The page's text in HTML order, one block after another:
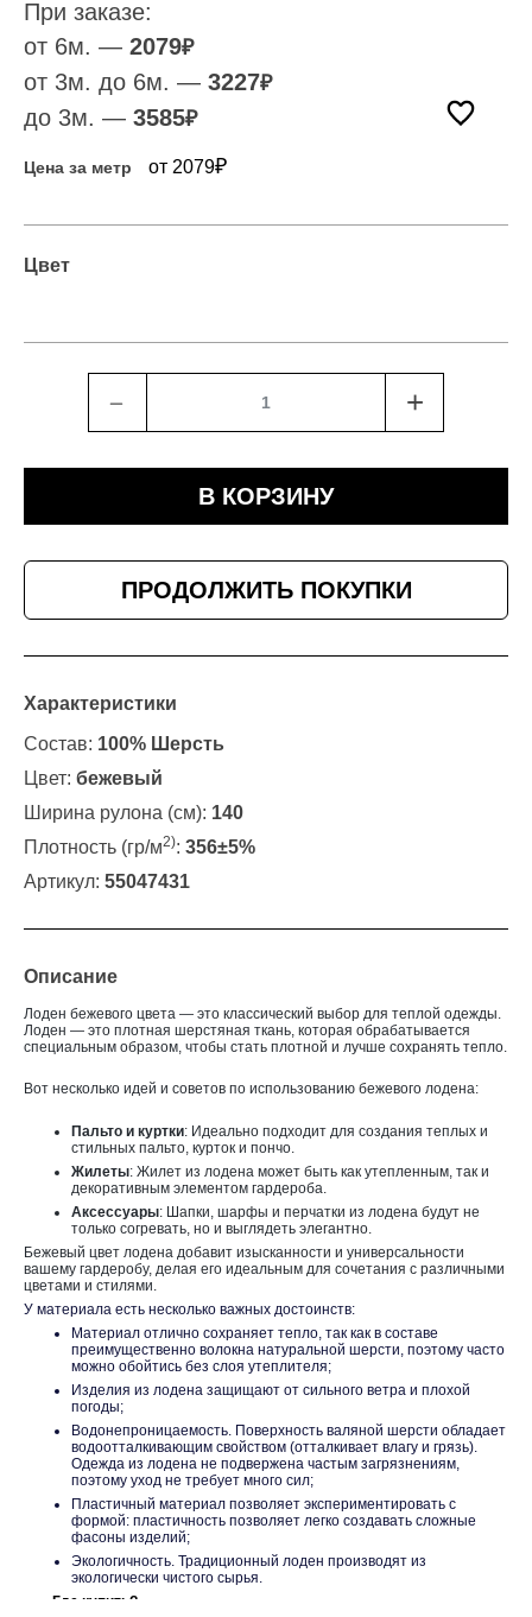
При заказе:
от 6м. — 2079₽
от 3м. до 6м. — 3227₽
до 3м. — 3585₽
Цена за метр от 2079₽
Цвет
﹣ +
В КОРЗИНУ
ПРОДОЛЖИТЬ ПОКУПКИ
Характеристики
Состав: 100% Шерсть
Цвет: бежевый
Ширина рулона (см): 140
Плотность (гр/м2): 356±5%
Артикул: 55047431
Описание
Лоден бежевого цвета — это классический выбор для теплой одежды.
Лоден — это плотная шерстяная ткань, которая обрабатывается
специальным образом, чтобы стать плотной и лучше сохранять тепло.
Вот несколько идей и советов по использованию бежевого лодена:
Пальто и куртки: Идеально подходит для создания теплых и
стильных пальто, курток и пончо.
Жилеты: Жилет из лодена может быть как утепленным, так и
декоративным элементом гардероба.
Аксессуары: Шапки, шарфы и перчатки из лодена будут не
только согревать, но и выглядеть элегантно.
Бежевый цвет лодена добавит изысканности и универсальности
вашему гардеробу, делая его идеальным для сочетания с различными
цветами и стилями.
У материала есть несколько важных достоинств:
Материал отлично сохраняет тепло, так как в составе
преимущественно волокна натуральной шерсти, поэтому часто
можно обойтись без слоя утеплителя;
Изделия из лодена защищают от сильного ветра и плохой
погоды;
Водонепроницаемость. Поверхность валяной шерсти обладает
водоотталкивающим свойством (отталкивает влагу и грязь).
Одежда из лодена не подвержена частым загрязнениям,
поэтому уход не требует много сил;
Пластичный материал позволяет экспериментировать с
формой: пластичность позволяет легко создавать сложные
фасоны изделий;
Экологичность. Традиционный лоден производят из
экологически чистого сырья.
Где купить?